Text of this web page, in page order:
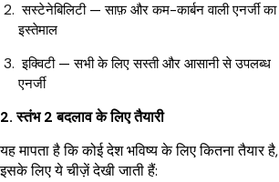
सस्टेनेबिलिटी — साफ़ और कम-कार्बन वाली एनर्जी का
इस्तेमाल
इक्विटी — सभी के लिए सस्ती और आसानी से उपलब्ध
एनर्जी
2. स्तंभ 2 बदलाव के लिए तैयारी
यह मापता है कि कोई देश भविष्य के लिए कितना तैयार है,
इसके लिए ये चीज़ें देखी जाती हैं: